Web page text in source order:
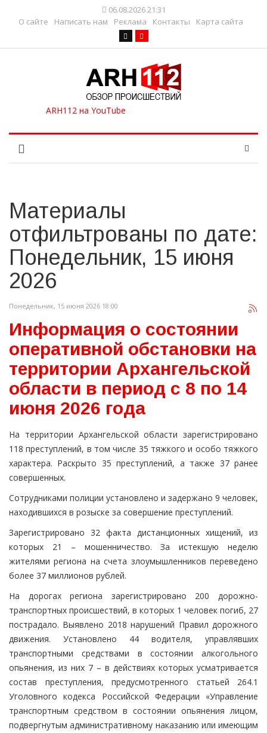
06.08.2026 21:31
О сайте
Написать нам Реклама Контакты Карта сайта
Материалы
отфильтрованы по дате:
Понедельник, 15 июня
2026
Понедельник, 15 июня 2026 18:00
Информация о состоянии
оперативной обстановки на
территории Архангельской
области в период с 8 по 14
июня 2026 года
На территории Архангельской области зарегистрировано
118 преступлений, в том числе 35 тяжкого и особо тяжкого
характера. Раскрыто 35 преступлений, а также 37 ранее
совершенных.
Сотрудниками полиции установлено и задержано 9 человек,
находившихся в розыске за совершение преступлений.
Зарегистрировано 32 факта дистанционных хищений, из
которых 21 – мошенничество. За истекшую неделю
жителями региона на счета злоумышленников переведено
более 37 миллионов рублей.
На дорогах региона зарегистрировано 200 дорожно-
транспортных происшествий, в которых 1 человек погиб, 27
пострадало. Выявлено 2018 нарушений Правил дорожного
движения. Установлено 44 водителя, управлявших
транспортными средствами в состоянии алкогольного
опьянения, из них 7 – в действиях которых усматривается
состав преступления, предусмотренного статьей 264.1
Уголовного кодекса Российской Федерации «Управление
транспортным средством в состоянии опьянения лицом,
подвергнутым административному наказанию или имеющим